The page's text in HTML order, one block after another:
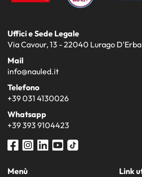
Uffici e Sede Legale
Via Cavour, 13 - 22040 Lurago
Mail
info@nauled.it
Telefono
+39 031 4130026
Whatsapp
+39 393 9104423
Menù
Link